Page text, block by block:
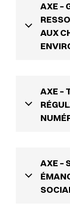
AXE –
AUX
AXE –
AXE –